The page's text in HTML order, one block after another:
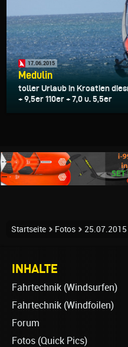
17.06.2015
Medulin
toller Urlaub in Kroatien
+ 9,5er 110er + 7,0 u. 5,5er
Startseite Fotos
INHALTE
Fahrtechnik (Windsurfen)
Fahrtechnik (Windfoilen)
Forum
Fotos (Quick Pics)